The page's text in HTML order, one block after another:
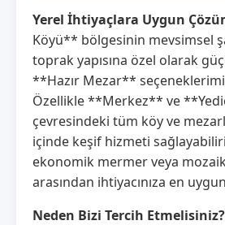
Yerel İhtiyaçlara Uygun
Köyü** bölgesinin mevsimsel
toprak yapısına özel olarak
**Hazır Mezar**
Özellikle **Merkez** ve
çevresindeki tüm köy ve
içinde keşif hizmeti
ekonomik mermer veya
arasından ihtiyacınıza en
Neden Bizi Tercih Etmelisiniz?